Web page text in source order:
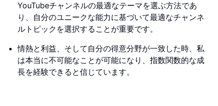
YouTubeチャンネルの最適なテーマを選ぶ方法であ
り、自分のユニークな能力に基づいて最適なチャンネ
ルトピックを選択することが重要です。
情熱と利益、そして自分の得意分野が一致した時、私
は本当に不可能なことが可能になり、指数関数的な成
長を経験できると信じています。